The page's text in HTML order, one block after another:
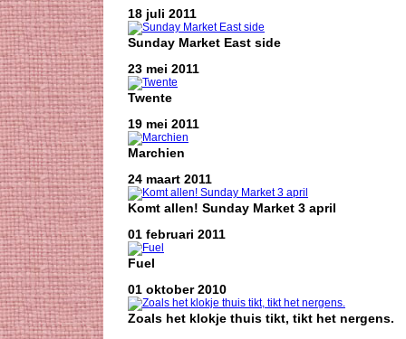
18 juli 2011
Sunday Market East side
23 mei 2011
Twente
19 mei 2011
Marchien
24 maart 2011
Komt allen! Sunday Market 3 april
01 februari 2011
Fuel
01 oktober 2010
Zoals het klokje thuis tikt, tikt het nergens.